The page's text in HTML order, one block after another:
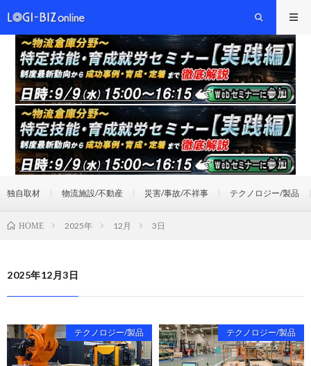
独自取材 物流施設/不動産 災害/事故/不祥事 テクノロジー/製品
HOME 2025年 12月 3日
2025年12月3日
テクノロジー/製品 テクノロジー/製品